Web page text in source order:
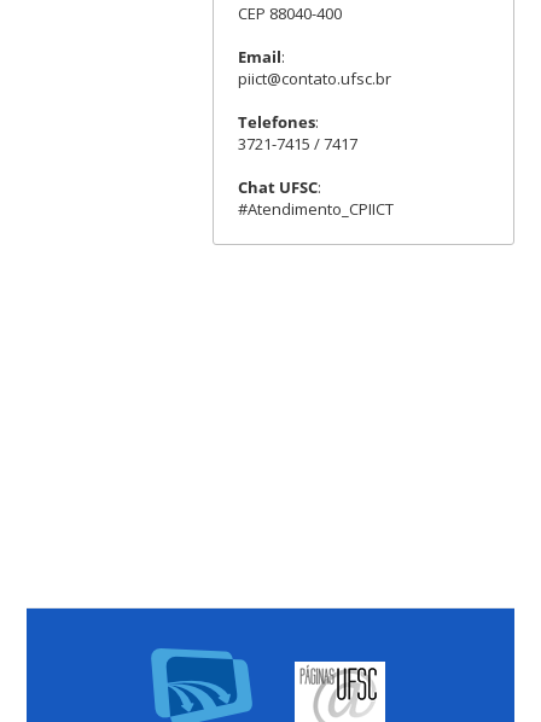
CEP 88040-400
Email:
piict@contato.ufsc.br
Telefones:
3721-7415 / 7417
Chat UFSC:
#Atendimento_CPIICT